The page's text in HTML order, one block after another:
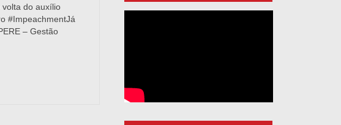
do auxílio
#ImpeachmentJá
– Gestão